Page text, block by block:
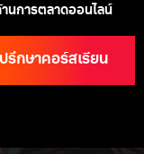
นการตลาดออนไลน์
ปรึกษาคอร์สเรียน